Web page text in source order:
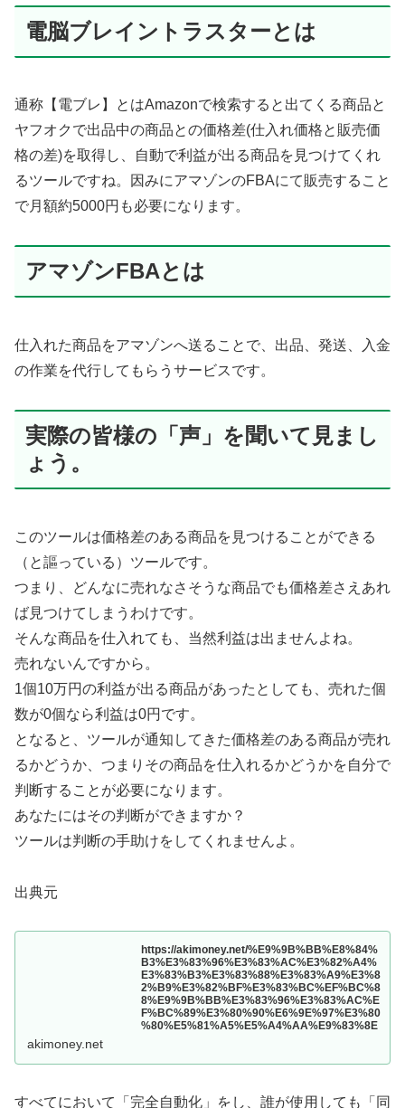
電脳ブレイントラスターとは
通称【電ブレ】とはAmazonで検索すると出てくる商品と
ヤフオクで出品中の商品との価格差(仕入れ価格と販売価
格の差)を取得し、自動で利益が出る商品を見つけてくれ
るツールですね。因みにアマゾンのFBAにて販売すること
で月額約5000円も必要になります。
アマゾンFBAとは
仕入れた商品をアマゾンへ送ることで、出品、発送、入金
の作業を代行してもらうサービスです。
実際の皆様の「声」を聞いて見まし
ょう。
このツールは価格差のある商品を見つけることができる
（と謳っている）ツールです。
つまり、どんなに売れなさそうな商品でも価格差さえあれ
ば見つけてしまうわけです。
そんな商品を仕入れても、当然利益は出ませんよね。
売れないんですから。
1個10万円の利益が出る商品があったとしても、売れた個
数が0個なら利益は0円です。
となると、ツールが通知してきた価格差のある商品が売れ
るかどうか、つまりその商品を仕入れるかどうかを自分で
判断することが必要になります。
あなたにはその判断ができますか？
ツールは判断の手助けをしてくれませんよ。
出典元
https://akimoney.net/%E9%9B%BB%E8%84%
B3%E3%83%96%E3%83%AC%E3%82%A4%
E3%83%B3%E3%83%88%E3%83%A9%E3%8
2%B9%E3%82%BF%E3%83%BC%EF%BC%8
8%E9%9B%BB%E3%83%96%E3%83%AC%E
F%BC%89%E3%80%90%E6%9E%97%E3%80
%80%E5%81%A5%E5%A4%AA%E9%83%8E
akimoney.net
すべてにおいて「完全自動化」をし、誰が使用しても「同